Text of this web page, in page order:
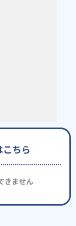
ちら
きません